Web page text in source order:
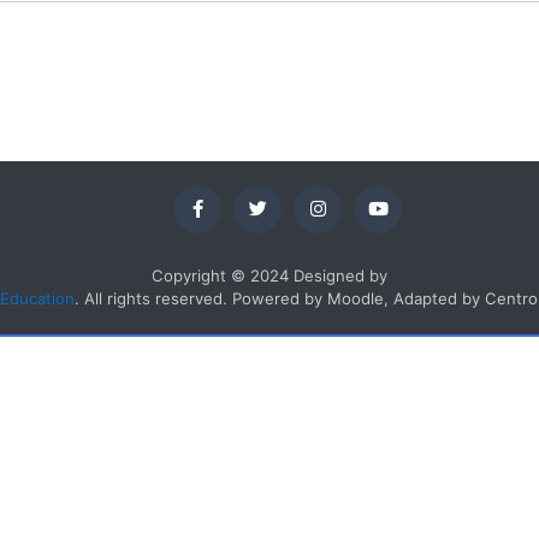
Copyright © 2024 Designed by
. All rights reserved. Powered by Moodle, Adapted by Centro